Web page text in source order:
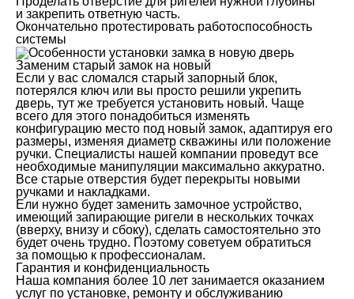
и закрепить ответную часть.
Окончательно протестировать работоспособность
системы
Заменим старый замок на новый
Если у вас сломался старый запорный блок,
потерялся ключ или вы просто решили укрепить
дверь, тут же требуется установить новый. Чаще
всего для этого понадобиться изменять
конфигурацию место под новый замок, адаптируя его
размеры, изменяя диаметр скважины или положение
ручки. Специалисты нашей компании проведут все
необходимые манипуляции максимально аккуратно.
Все старые отверстия будет перекрыты новыми
ручками и накладками.
Ели нужно будет заменить замочное устройство,
имеющий запирающие ригели в нескольких точках
(вверху, внизу и сбоку), сделать самостоятельно это
будет очень трудно. Поэтому советуем обратиться
за помощью к профессионалам.
Гарантия и конфиденциальность
Наша компания более 10 лет занимается оказанием
услуг по установке, ремонту и обслуживанию